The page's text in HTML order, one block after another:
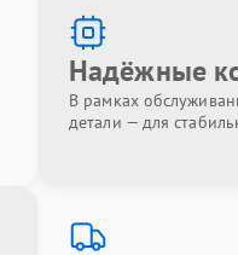
Надёжные
В рамках
детали — для